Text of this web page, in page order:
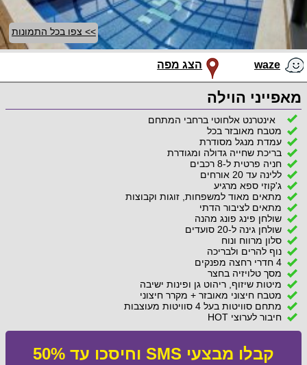
>> צפו בכל התמונות
waze הצג מפה
מאפייני הוילה
אינטרנט אלחוטי ברחבי המתחם
מטבח מאובזר בכל
עמדת מנגל מסודרת
בריכת שחייה גדולה ומגודרת
חניה פרטית ל-8 רכבים
ללינה עד 20 אורחים
ג'קוזי ספא מרגיע
מתאים מאוד למשפחות, זוגות וקבוצות
מתאים לציבור הדתי
שולחן פינג פונג מהנה
שולחן גינה ל-20 סועדים
סלון מרווח ונוח
נוף להרים ולבריכה
4 חדרי רחצה מפנקים
מסך טלויזיה בחצר
מיטות שיזוף, ריהוט גן ופינות ישיבה
מטבח חיצוני מאובזר + מקרר חיצוני
מתחם סוויטות בעל 4 סוויטות מעוצבות
חיבור לערוצי HOT
קבלו מבצעי SMS וחיסכו עד 50%